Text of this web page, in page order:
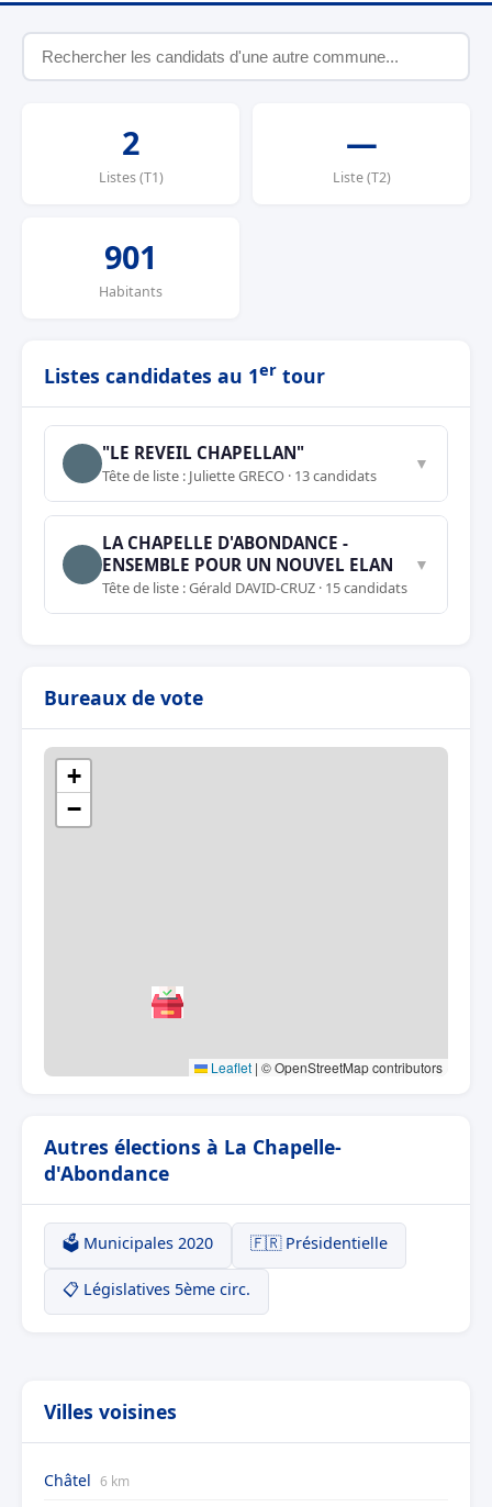
2
Listes (T1)
—
Liste (T2)
901
Habitants
Listes candidates au 1er tour
"LE REVEIL CHAPELLAN"
Tête de liste : Juliette GRECO · 13 candidats
▼
LA CHAPELLE D'ABONDANCE -
ENSEMBLE POUR UN NOUVEL ELAN
Tête de liste : Gérald DAVID-CRUZ · 15 candidats
▼
Bureaux de vote
+
−
Leaflet | © OpenStreetMap contributors
Autres élections à La Chapelle-
d'Abondance
🗳️ Municipales 2020 🇫🇷 Présidentielle
📋 Législatives 5ème circ.
Villes voisines
Châtel 6 km